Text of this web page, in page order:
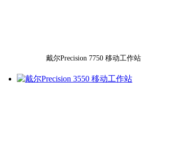
戴尔Precision 7750 移动工作站